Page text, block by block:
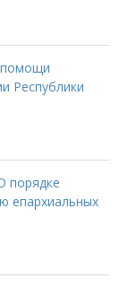
Республики
порядке
епархиальных